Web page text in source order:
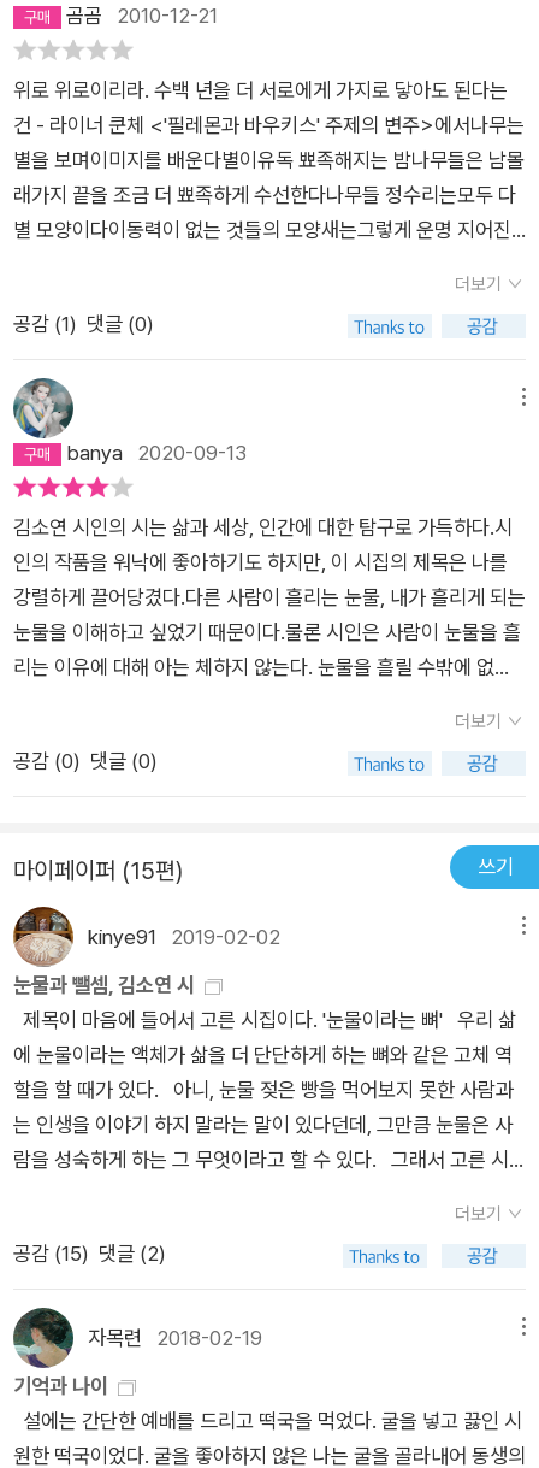
때 그 아름답고 유려한 시어의 결과 무늬를 좀더 분명히 그릴 수
있다. 언뜻 리드미컬한 장단에 자신도 모르게 발을 굴러 박자를
치게도 만드는 몇몇의 시들은 여기에서 연유한다. 2008년 초, 산
문집 『마음사전』(마음산책)을 통해 마음의 서로 다른 빛깔들의
처소를 일러주는 독특한 낱말 모음을 열거하면서 이미 놀라우리
만큼 예민하고 섬세한 시인의 직감과 그만큼의 유려한 언어 감각
을 독자들에게 선보인 바 있는 그다. 다시! 김소연의 시를 소리 내
살에 한 걸음 한 걸음 근접해가는 길 위의 여행 같다. 읽는 이의
마음을 어루만지는 그 노래들에 귀를 기울이면, 스스로 깊어져 섬
안 보는 편이 좋다 궁둥이에 꽃가루를 묻힌 나비들의 노고가 다했
으므로 외로운 것이 나비임을 알 필요는 없으므로 하늘에서 비가
오면 돌들도 운다 꽃잎이 진다고 시끄럽게 운다 대화는 잊는 편이
이 어디에서 발성되는지를 알아채기 위해서는 시는 모른다 계절
너머에서 준비 중인 폭풍의 위험수치생성값을 모르니까 쓴다 아
는 것을 쓰는 것은 시가 아니므로 ―「모른다」 전문 [뒤표지(시인
산문)] 누군가 내게 물었다. 시를 쓰는 힘은 도대체 어떤 거냐고.
나는 대답했다. 이 세계에 속하지 않을 수 있다는 안도감이 힘이
라고. 이 세계에 속하지 않으면서도 이 세계에서 자신 있게 살아
갈 수 있는 꽤 괜찮은 일이 시를 쓰는 일이라고. 그러곤 말로 뱉진
이런 뜬금없고도 근원적인 질문들이 던져졌을 때에 반가운 주인
나리의 발 앞에서 고개를 조아리는 강아지처럼 순순히 대답을 하
는 지금 같은 순간만 나는 내가 돼요. 그 밖의 것들엔 도무지 관심
이 없는 단지 유령이에요. 오늘 하루를 어제 하루와 겹쳐서 살고
오늘 하루를 내일 하루와 포개어서 지나가는 헛것이에요. 과거에
도 그랬구요. 앞으로도 그럴 거예요. 내 대답을 듣고 그 사람은 어
떤 생각을 했을까. 그 사람은 시인을 이해했을까. 나는 과연 시인
에 대해 이제는 이해하고 있을까. 시인은 어쩌면, 능력은 말소되
고 기억만이 보존된 신이 아닐까. 그 누구도 구원할 수 없고 그 누
구의 기도도 경청할 수 없으며 그 무엇도 창조하지 못한다는 비
애. 그러나 저만치 심원 너머에서는 어쩌면 한 번쯤은 그래본 적
이 있었을 것만 같은, 이 아련한 손끝의 감촉들. 부재하는 능력과
인은 어쩌면 받아 적는 중이지 않을까. 그럼으로써 시인은 투명해
지는 사람. 그럼으로써 시인은 사라지는 사람. 그럼으로써 시인은
정확해지는 사람. 그렇지 않을까.
곰곰 2010-12-21
위로 위로이리라. 수백 년을 더 서로에게 가지로 닿아도 된다는
건 - 라이너 쿤체 <'필레몬과 바우키스' 주제의 변주>에서나무는
별을 보며이미지를 배운다별이유독 뾰족해지는 밤나무들은 남몰
래가지 끝을 조금 더 뾰족하게 수선한다나무들 정수리는모두 다
별 모양이다이동력이 없는 것들의 모양새는그렇게 운명 지어진
인류에게 남긴위로의 한 말씀나무와 나무 사이그 간격은 몇십 센
티미터가몇억 광년과 다름이 없다그래도 수백 년을 더뿌리에게
토!' 하고 대답한다그건 내 나무들만의비밀한 위트다 -17~19쪽
더보기
공감 (1) 댓글 (0)
banya 2020-09-13
김소연 시인의 시는 삶과 세상, 인간에 대한 탐구로 가득하다.시
인의 작품을 워낙에 좋아하기도 하지만, 이 시집의 제목은 나를
강렬하게 끌어당겼다.다른 사람이 흘리는 눈물, 내가 흘리게 되는
눈물을 이해하고 싶었기 때문이다.​물론 시인은 사람이 눈물을 흘
리는 이유에 대해 아는 체하지 않는다. 눈물을 흘릴 수밖에 없는
라고 말한다. 그럼에도 세상은 순교자를 강간하고 꽃방석에 퍼질
러 앉을 것이란 것도 말한다. 그 결과 세상은 기형아를 갖게 된다.
눈물과 통곡, 그 시각적 청각적 자극은 너무도 고통스럽다. 시인
은 ‘재현’이 아닌 ‘제시’의 문장을 쓰기 원한다. 하지만 제시하는
문장이란 어렵다. 보통 생각으로는 쓰기도 어렵다. 그러기에 시인
은 「모른다」에서 이렇게 마무리한다. ‘모르니까 쓴다/ 아는 것을
쓰는 것은/ 시가 아니므로’.​세상의 보이지 않는 규칙, 인간의 보이
지 않는 욕망, 감추고 있는 바람. 세상은 어려운 것 투성이다. 이
해하기 어려운 것, 감당하기 어려운 것, 수용하기 어려운 것. 그
속에 감춰진 본질과 속성을 모르더라도, 모르기 때문에 쓴다. 세
상에 가까워지기 위해, 존재하지도 사라지지도 않는 이상향에 가
까워지기 위해, 언젠가 다가올 디스토피아에 가까워지기 위해, 모
지막 시 한 편으로, 또 살아갈 이유를 준다.​김소연 시인은, 시인의
시는 늘 웅숭깊고 어두운 길에 달빛으로 빛난다.
더보기
공감 (0) 댓글 (0)
마이페이퍼 (15편) 쓰기
kinye91 2019-02-02
눈물과 뺄셈, 김소연 시
제목이 마음에 들어서 고른 시집이다. '눈물이라는 뼈' 우리 삶
에 눈물이라는 액체가 삶을 더 단단하게 하는 뼈와 같은 고체 역
할을 할 때가 있다. 아니, 눈물 젖은 빵을 먹어보지 못한 사람과
는 인생을 이야기 하지 말라는 말이 있다던데, 그만큼 눈물은 사
람을 성숙하게 하는 그 무엇이라고 할 수 있다. 그래서 고른 시
나오는 별이 '명왕성'인데, 한때 '수금지화목토천해명'으로 태양계
의 9번째 행성으로 불렸던, 하지만 지금은 행성에서 뻴셈을 당한
왕성에서' 부분. 71쪽)라는 시구. 더하기, 곱하기만 우대받는 사회
에서 빼기, 나누기를 생각하는 사람들이 괄시받은 우리나라에서
이 시구를 보자 '눈물'도 역시 뺄셈에 해당하는 것이 아닌지 하는
생각을 했다. 이 시집의 3부는 '명왕성에서'에서 시작해 '명왕성으
더보기
공감 (15) 댓글 (2)
자목련 2018-02-19
기억과 나이
설에는 간단한 예배를 드리고 떡국을 먹었다. 굴을 넣고 끓인 시
원한 떡국이었다. 굴을 좋아하지 않은 나는 굴을 골라내어 동생의